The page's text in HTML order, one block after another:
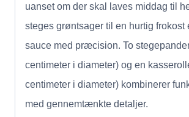
uanset om der skal laves middag til
steges grøntsager til en hurtig frokost
sauce med præcision. To
centimeter i diameter) og en
centimeter i diameter) kombinerer
med gennemtænkte detaljer.